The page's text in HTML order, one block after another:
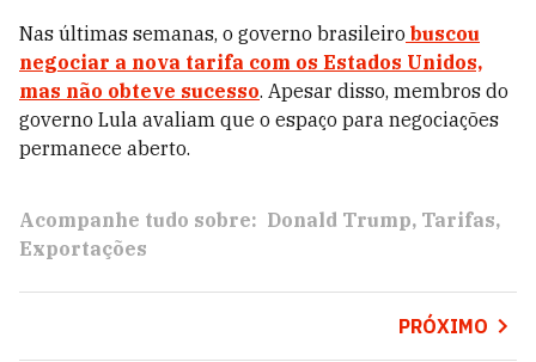
Nas últimas semanas, o governo brasileiro buscou
negociar a nova tarifa com os Estados Unidos,
mas não obteve sucesso. Apesar disso, membros do
governo Lula avaliam que o espaço para negociações
permanece aberto.
Acompanhe tudo sobre: Donald Trump Tarifas
Exportações
PRÓXIMO